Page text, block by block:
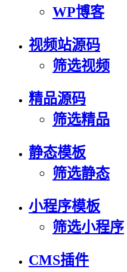
WP博客
视频站源码
筛选视频
精品源码
筛选精品
静态模板
筛选静态
小程序模板
筛选小程序
CMS插件